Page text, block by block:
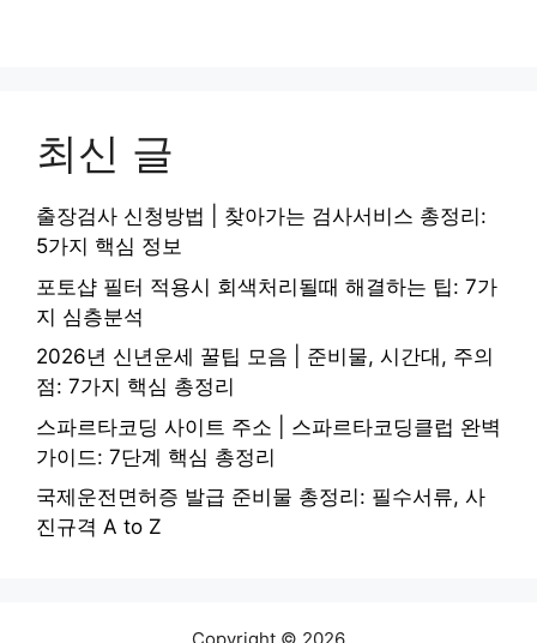
최신 글
출장검사 신청방법 | 찾아가는 검사서비스 총정리:
5가지 핵심 정보
포토샵 필터 적용시 회색처리될때 해결하는 팁: 7가
지 심층분석
2026년 신년운세 꿀팁 모음 | 준비물, 시간대, 주의
점: 7가지 핵심 총정리
스파르타코딩 사이트 주소 | 스파르타코딩클럽 완벽
가이드: 7단계 핵심 총정리
국제운전면허증 발급 준비물 총정리: 필수서류, 사
진규격 A to Z